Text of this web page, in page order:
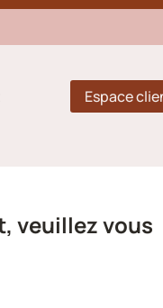
Espace
veuillez vous